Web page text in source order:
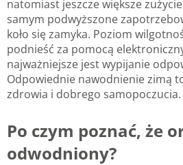
natomiast jeszcze większe
samym podwyższone
koło się zamyka. Poziom
podnieść za pomocą
najważniejsze jest wypijanie
Odpowiednie nawodnienie zimą
zdrowia i dobrego samopoczucia.
Po czym poznać, że
odwodniony?